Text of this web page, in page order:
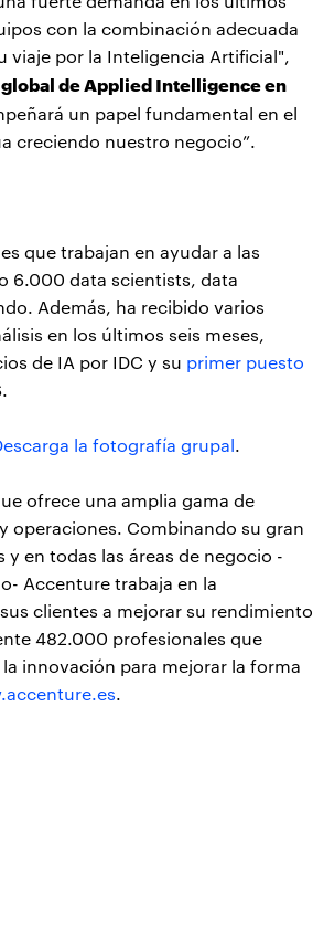
con la combinación adecuada
viaje por la Inteligencia Artificial",
de Applied Intelligence en
un papel fundamental en el
creciendo nuestro negocio”.
que trabajan en ayudar a las
6.000 data scientists, data
Además, ha recibido varios
en los últimos seis meses,
de IA por IDC y su primer puesto
la fotografía grupal.
ofrece una amplia gama de
operaciones. Combinando su gran
en todas las áreas de negocio -
Accenture trabaja en la
clientes a mejorar su rendimiento
482.000 profesionales que
innovación para mejorar la forma
.